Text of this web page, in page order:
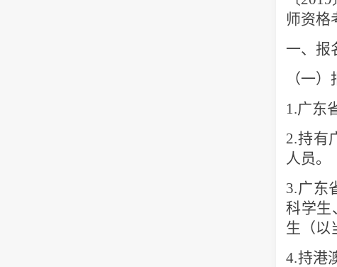
师资格
一、报
（一
1.广东
2.持有
人员。
3.广东
科学生
生（以
4.持港